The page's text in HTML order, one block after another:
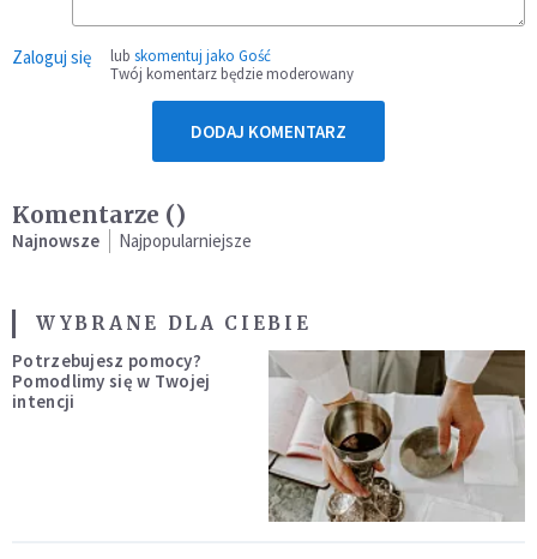
Zaloguj się lub skomentuj jako Gość
Twój komentarz będzie moderowany
DODAJ KOMENTARZ
Komentarze ()
Najnowsze Najpopularniejsze
WYBRANE DLA CIEBIE
Potrzebujesz pomocy?
Pomodlimy się w Twojej
intencji